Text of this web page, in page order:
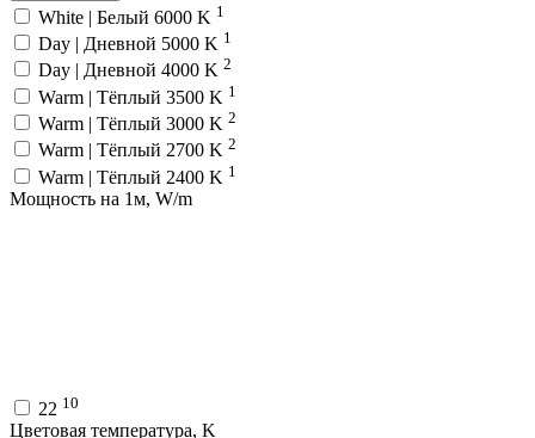
White | Белый 6000 K 1
Day | Дневной 5000 K 1
Day | Дневной 4000 K 2
Warm | Тёплый 3500 K 1
Warm | Тёплый 3000 K 2
Warm | Тёплый 2700 K 2
Warm | Тёплый 2400 K 1
Мощность на 1м, W/m
22 10
Цветовая температура, K